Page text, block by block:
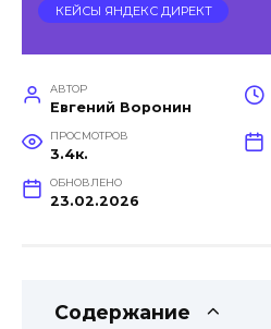
КЕЙСЫ ЯНДЕКС ДИРЕКТ
АВТОР
Евгений Воронин
ПРОСМОТРОВ
3.4к.
ОБНОВЛЕНО
23.02.2026
Содержание